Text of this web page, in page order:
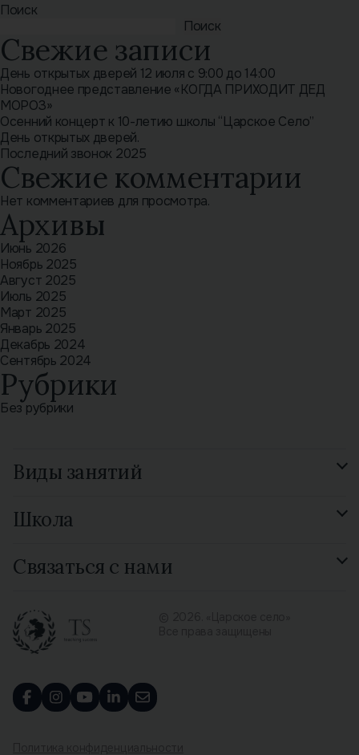
Поиск
Поиск
Свежие записи
День открытых дверей 12 июля с 9:00 до 14:00
Новогоднее представление «КОГДА ПРИХОДИТ ДЕД
МОРОЗ»
Осенний концерт к 10-летию школы “Царское Село”
День открытых дверей.
Последний звонок 2025
Свежие комментарии
Нет комментариев для просмотра.
Архивы
Июнь 2026
Ноябрь 2025
Август 2025
Июль 2025
Март 2025
Январь 2025
Декабрь 2024
Сентябрь 2024
Рубрики
Без рубрики
Виды занятий
GCSE Russian
Школа
Библиотека
Связаться с нами